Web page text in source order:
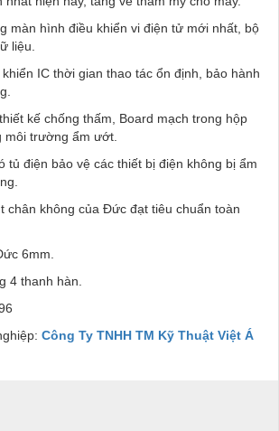
màn hình điều khiển vi điện tử mới nhất, bộ
liệu.
IC thời gian thao tác ổn định, bảo hành
kế chống thấm, Board mạch trong hộp
môi trường ẩm ướt.
tủ điện bảo vệ các thiết bị điện không bị ẩm
chân không của Đức đạt tiêu chuẩn toàn
6mm.
4 thanh hàn.
Công Ty TNHH TM Kỹ Thuật Việt Á